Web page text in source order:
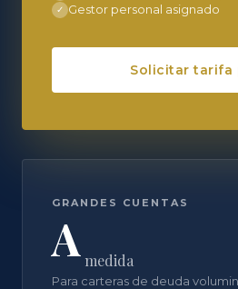
✓ Gestor personal asignado
Solicitar tarifa
GRANDES CUENTAS
A medida
Para carteras de deuda